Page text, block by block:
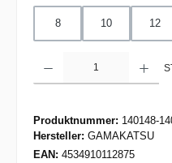
8 10 12
Produktnummer: 140148-
Hersteller: GAMAKATSU
EAN: 4534910112875